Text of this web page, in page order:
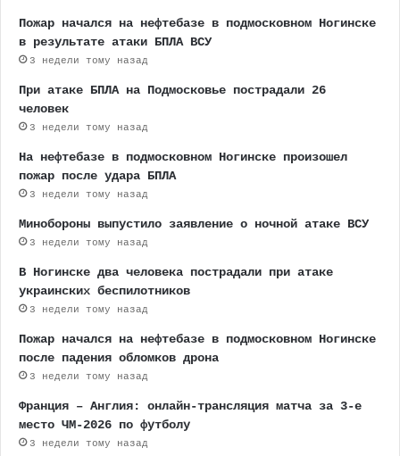
Пожар начался на нефтебазе в подмосковном Ногинске
в результате атаки БПЛА ВСУ
3 недели тому назад
При атаке БПЛА на Подмосковье пострадали 26
человек
3 недели тому назад
На нефтебазе в подмосковном Ногинске произошел
пожар после удара БПЛА
3 недели тому назад
Минобороны выпустило заявление о ночной атаке ВСУ
3 недели тому назад
В Ногинске два человека пострадали при атаке
украинских беспилотников
3 недели тому назад
Пожар начался на нефтебазе в подмосковном Ногинске
после падения обломков дрона
3 недели тому назад
Франция – Англия: онлайн-трансляция матча за 3-е
место ЧМ-2026 по футболу
3 недели тому назад